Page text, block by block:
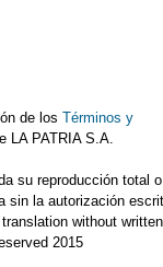
de los Términos y
LA PATRIA S.A.
su reproducción total o
sin la autorización
without written
2015